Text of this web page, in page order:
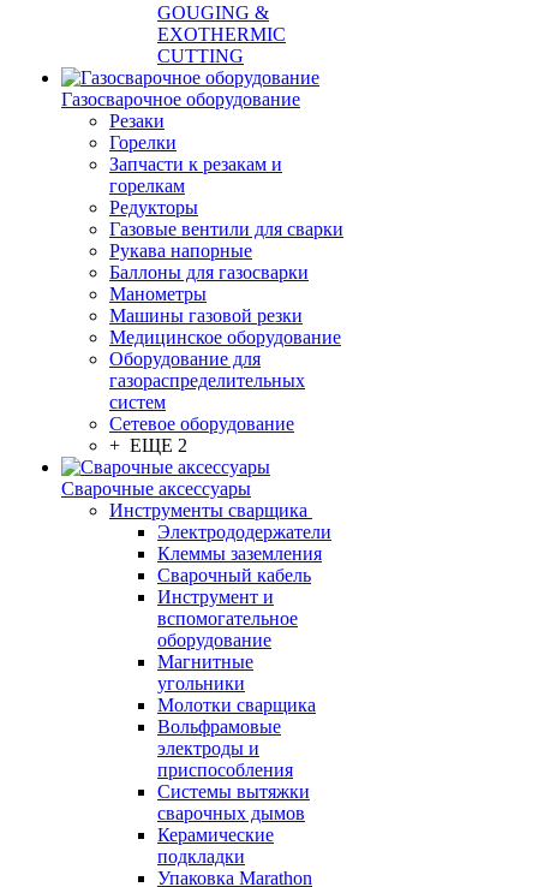
GOUGING &
EXOTHERMIC
CUTTING
Газосварочное оборудование
Резаки
Горелки
Запчасти к резакам и
горелкам
Редукторы
Газовые вентили для сварки
Рукава напорные
Баллоны для газосварки
Манометры
Машины газовой резки
Медицинское оборудование
Оборудование для
газораспределительных
систем
Сетевое оборудование
+ ЕЩЕ 2
Сварочные аксессуары
Инструменты сварщика
Электрододержатели
Клеммы заземления
Сварочный кабель
Инструмент и
вспомогательное
оборудование
Магнитные
угольники
Молотки сварщика
Вольфрамовые
электроды и
приспособления
Системы вытяжки
сварочных дымов
Керамические
подкладки
Упаковка Marathon